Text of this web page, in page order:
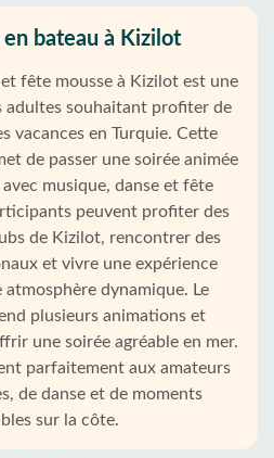
bateau à Kizilot
fête mousse à Kizilot est une
adultes souhaitant profiter de
vacances en Turquie. Cette
de passer une soirée animée
musique, danse et fête
peuvent profiter des
de Kizilot, rencontrer des
et vivre une expérience
dynamique. Le
plusieurs animations et
une soirée agréable en mer.
parfaitement aux amateurs
de danse et de moments
sur la côte.